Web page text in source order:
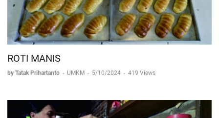
ROTI MANIS
by Tatak Prihartanto - UMKM - 5/10/2024 - 419 Views